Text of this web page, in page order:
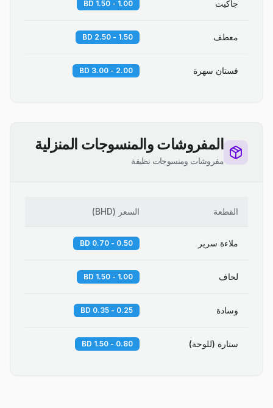
جاكيت 1.00 - 1.50 BD
معطف 1.50 - 2.50 BD
فستان سهرة 2.00 - 3.00 BD
المفروشات والمنسوجات المنزلية
مفروشات ومنسوجات نظيفة
القطعة السعر (
BHD
)
ملاءة سرير 0.50 - 0.70 BD
لحاف 1.00 - 1.50 BD
وسادة 0.25 - 0.35 BD
ستارة (للوحة) 0.80 - 1.50 BD